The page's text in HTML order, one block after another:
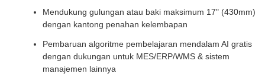
Mendukung gulungan atau baki maksimum 17" (430mm)
dengan kantong penahan kelembapan
Pembaruan algoritme pembelajaran mendalam AI gratis
dengan dukungan untuk MES/ERP/WMS & sistem
manajemen lainnya